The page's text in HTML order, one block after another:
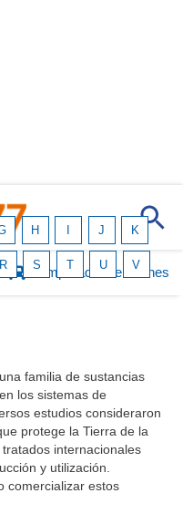
Comparador de coches
H J K
R S T U V
familia de sustancias
los sistemas de
estudios consideraron
protege la Tierra de la
internacionales
y utilización.
comercializar estos